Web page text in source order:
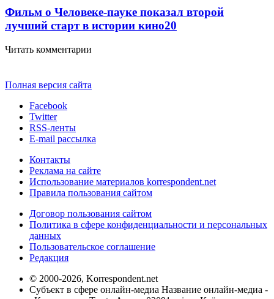
Фильм о Человеке-пауке показал второй
лучший старт в истории кино20
Читать комментарии
Полная версия сайта
Facebook
Twitter
RSS-ленты
E-mail рассылка
Контакты
Реклама на сайте
Использование материалов korrespondent.net
Правила пользования сайтом
Договор пользования сайтом
Политика в сфере конфиденциальности и персональных
данных
Пользовательское соглашение
Редакция
© 2000-2026, Korrespondent.net
Субъект в сфере онлайн-медиа Название онлайн-медиа -